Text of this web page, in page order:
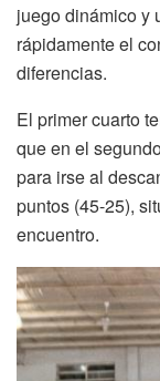
juego dinámico y
rápidamente el
diferencias.
El primer cuarto
que en el
para irse al
puntos (45-25),
encuentro.